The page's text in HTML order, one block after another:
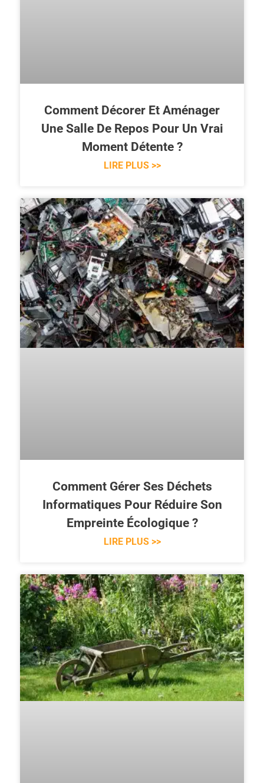
Comment Décorer Et Aménager
Une Salle De Repos Pour Un Vrai
Moment Détente ?
LIRE PLUS >>
Comment Gérer Ses Déchets
Informatiques Pour Réduire Son
Empreinte Écologique ?
LIRE PLUS >>